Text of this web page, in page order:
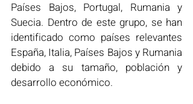
Países Bajos, Portugal, Rumania y
Suecia. Dentro de este grupo, se han
identificado como países relevantes
España, Italia, Países Bajos y Rumania
debido a su tamaño, población y
desarrollo económico.